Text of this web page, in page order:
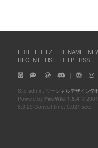
EDIT FREEZE RENAME
RECENT
LIST HELP RSS
｜
Site admin: ソーシャルデザイン学
Powerd by PukiWiki 1.5.4 ©
8.3.29 Convert time: 0.021 sec.